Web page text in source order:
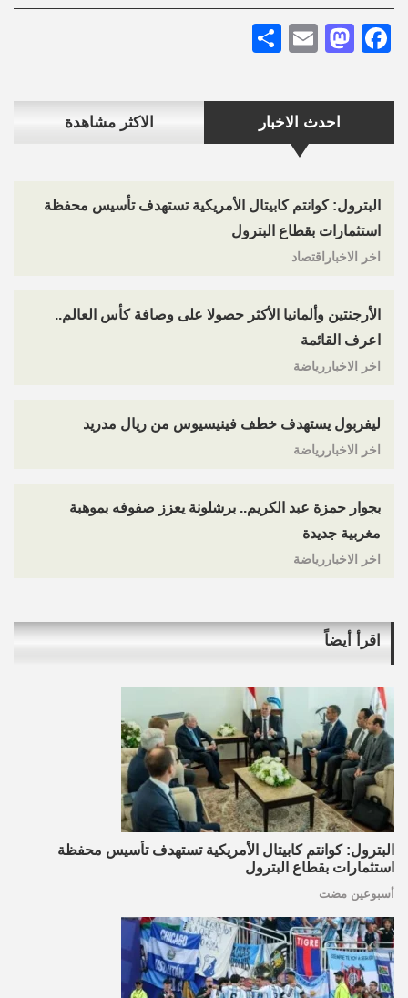
احدث الاخبار الاكثر مشاهدة
البترول: كوانتم كابيتال الأمريكية تستهدف تأسيس محفظة
استثمارات بقطاع البترول
اخر الاخباراقتصاد
الأرجنتين وألمانيا الأكثر حصولا على وصافة كأس العالم..
اعرف القائمة
اخر الاخباررياضة
ليفربول يستهدف خطف فينيسيوس من ريال مدريد
اخر الاخباررياضة
بجوار حمزة عبد الكريم.. برشلونة يعزز صفوفه بموهبة
مغربية جديدة
اخر الاخباررياضة
Facebook
Mastodon
Email
اقرأ أيضاً
البترول: كوانتم كابيتال الأمريكية تستهدف تأسيس محفظة
استثمارات بقطاع البترول
أسبوعين مضت